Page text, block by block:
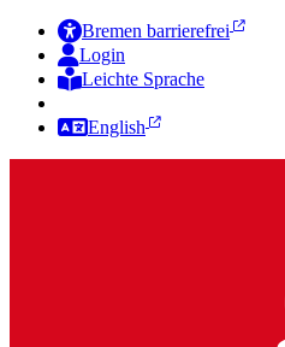
Bremen barrierefrei
Login
Leichte Sprache
English